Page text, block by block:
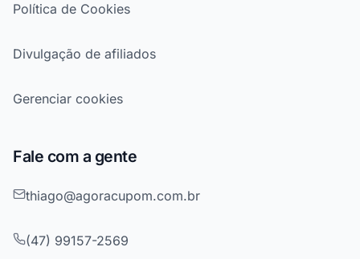
Política de Cookies
Divulgação de afiliados
Gerenciar cookies
Fale com a gente
thiago@agoracupom.com.br
(47) 99157-2569